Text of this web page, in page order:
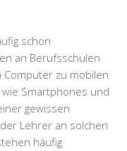
schon
an Berufsschulen
Computer zu mobilen
Smartphones und
gewissen
Lehrer an solchen
häufig